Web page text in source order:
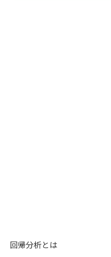
回帰分析とは